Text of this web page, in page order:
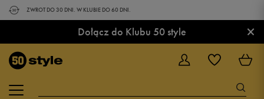
ZWROT DO 30 DNI. W KLUBIE DO 60 DNI.
Dołącz do Klubu 50 style ×